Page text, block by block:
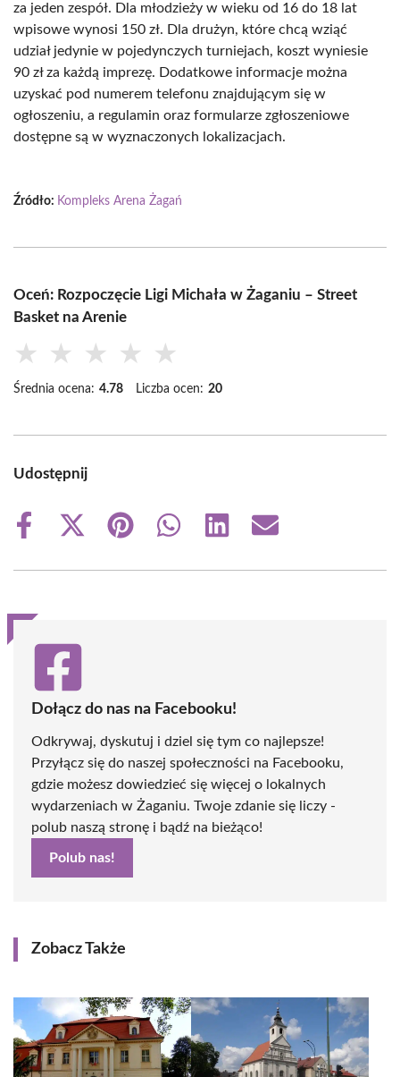
za jeden zespół. Dla młodzieży w wieku od 16 do 18 lat
wpisowe wynosi 150 zł. Dla drużyn, które chcą wziąć
udział jedynie w pojedynczych turniejach, koszt wyniesie
90 zł za każdą imprezę. Dodatkowe informacje można
uzyskać pod numerem telefonu znajdującym się w
ogłoszeniu, a regulamin oraz formularze zgłoszeniowe
dostępne są w wyznaczonych lokalizacjach.
Źródło: Kompleks Arena Żagań
Oceń: Rozpoczęcie Ligi Michała w Żaganiu – Street
Basket na Arenie
★ ★ ★ ★ ★
Średnia ocena: 4.78 Liczba ocen: 20
Udostępnij
Share
Share
(Twitter)
Share
Share
Share
Share
Dołącz do nas na Facebooku!
Odkrywaj, dyskutuj i dziel się tym co najlepsze!
Przyłącz się do naszej społeczności na Facebooku,
gdzie możesz dowiedzieć się więcej o lokalnych
wydarzeniach w Żaganiu. Twoje zdanie się liczy -
polub naszą stronę i bądź na bieżąco!
Polub nas!
Zobacz Także